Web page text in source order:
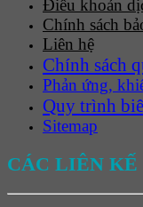
Điều khoản
Chính sách
Liên hệ
Chính sách
Phản ứng,
Quy trình
Sitemap
CÁC LIÊN KẾ